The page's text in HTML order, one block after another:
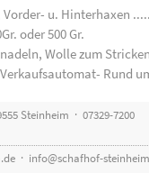
u. Hinterhaxen
oder 500 Gr.
Wolle zum
Rund
Steinheim · 07329-7200
· info@schafhof-